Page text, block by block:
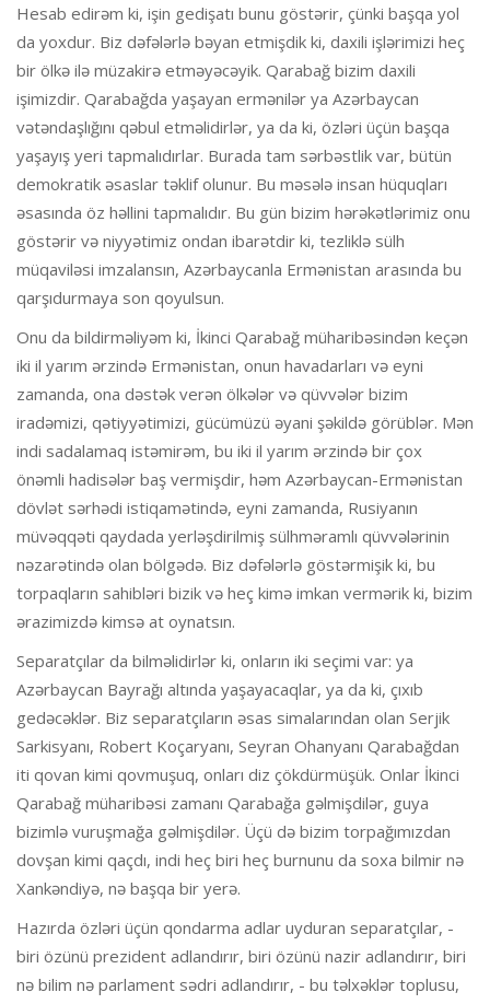
Hesab edirəm ki, işin gedişatı bunu göstərir, çünki başqa yol
da yoxdur. Biz dəfələrlə bəyan etmişdik ki, daxili işlərimizi heç
bir ölkə ilə müzakirə etməyəcəyik. Qarabağ bizim daxili
işimizdir. Qarabağda yaşayan ermənilər ya Azərbaycan
vətəndaşlığını qəbul etməlidirlər, ya da ki, özləri üçün başqa
yaşayış yeri tapmalıdırlar. Burada tam sərbəstlik var, bütün
demokratik əsaslar təklif olunur. Bu məsələ insan hüquqları
əsasında öz həllini tapmalıdır. Bu gün bizim hərəkətlərimiz onu
göstərir və niyyətimiz ondan ibarətdir ki, tezliklə sülh
müqaviləsi imzalansın, Azərbaycanla Ermənistan arasında bu
qarşıdurmaya son qoyulsun.
Onu da bildirməliyəm ki, İkinci Qarabağ müharibəsindən keçən
iki il yarım ərzində Ermənistan, onun havadarları və eyni
zamanda, ona dəstək verən ölkələr və qüvvələr bizim
iradəmizi, qətiyyətimizi, gücümüzü əyani şəkildə görüblər. Mən
indi sadalamaq istəmirəm, bu iki il yarım ərzində bir çox
önəmli hadisələr baş vermişdir, həm Azərbaycan-Ermənistan
dövlət sərhədi istiqamətində, eyni zamanda, Rusiyanın
müvəqqəti qaydada yerləşdirilmiş sülhməramlı qüvvələrinin
nəzarətində olan bölgədə. Biz dəfələrlə göstərmişik ki, bu
torpaqların sahibləri bizik və heç kimə imkan vermərik ki, bizim
ərazimizdə kimsə at oynatsın.
Separatçılar da bilməlidirlər ki, onların iki seçimi var: ya
Azərbaycan Bayrağı altında yaşayacaqlar, ya da ki, çıxıb
gedəcəklər. Biz separatçıların əsas simalarından olan Serjik
Sarkisyanı, Robert Koçaryanı, Seyran Ohanyanı Qarabağdan
iti qovan kimi qovmuşuq, onları diz çökdürmüşük. Onlar İkinci
Qarabağ müharibəsi zamanı Qarabağa gəlmişdilər, guya
bizimlə vuruşmağa gəlmişdilər. Üçü də bizim torpağımızdan
dovşan kimi qaçdı, indi heç biri heç burnunu da soxa bilmir nə
Xankəndiyə, nə başqa bir yerə.
Hazırda özləri üçün qondarma adlar uyduran separatçılar, -
biri özünü prezident adlandırır, biri özünü nazir adlandırır, biri
nə bilim nə parlament sədri adlandırır, - bu təlxəklər toplusu,